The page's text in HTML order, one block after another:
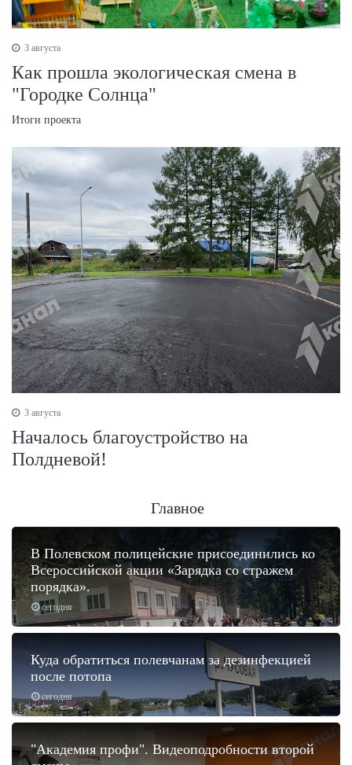
3 августа
Как прошла экологическая смена в
"Городке Солнца"
Итоги проекта
3 августа
Началось благоустройство на
Полдневой!
Главное
сегодня
В Полевском полицейские присоединились ко
Всероссийской акции «Зарядка со стражем
порядка».
сегодня
Куда обратиться полевчанам за дезинфекцией
после потопа
"Академия профи". Видеоподробности второй